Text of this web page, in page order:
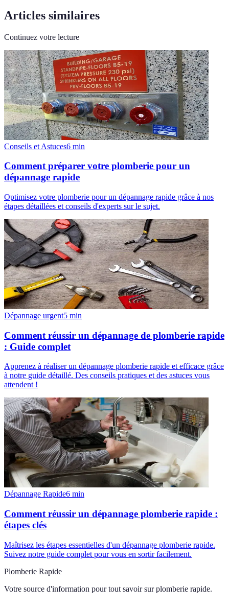
Articles similaires
Continuez votre lecture
Conseils et Astuces6 min
Comment préparer votre plomberie pour un
dépannage rapide
Optimisez votre plomberie pour un dépannage rapide grâce à nos
étapes détaillées et conseils d'experts sur le sujet.
Dépannage urgent5 min
Comment réussir un dépannage de plomberie rapide
: Guide complet
Apprenez à réaliser un dépannage plomberie rapide et efficace grâce
à notre guide détaillé. Des conseils pratiques et des astuces vous
attendent !
Dépannage Rapide6 min
Comment réussir un dépannage plomberie rapide :
étapes clés
Maîtrisez les étapes essentielles d'un dépannage plomberie rapide.
Suivez notre guide complet pour vous en sortir facilement.
Plomberie Rapide
Votre source d'information pour tout savoir sur plomberie rapide.